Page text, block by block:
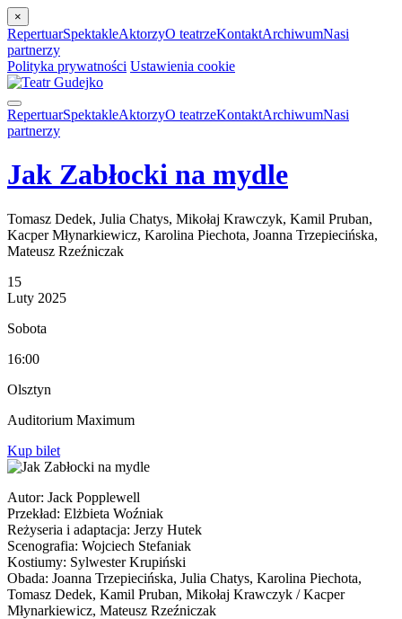
×
RepertuarSpektakleAktorzyO teatrzeKontaktArchiwumNasi
partnerzy
Polityka prywatności Ustawienia cookie
RepertuarSpektakleAktorzyO teatrzeKontaktArchiwumNasi
partnerzy
Jak Zabłocki na mydle
Tomasz Dedek, Julia Chatys, Mikołaj Krawczyk, Kamil Pruban,
Kacper Młynarkiewicz, Karolina Piechota, Joanna Trzepiecińska,
Mateusz Rzeźniczak
15
Luty 2025
Sobota
16:00
Olsztyn
Auditorium Maximum
Kup bilet
Autor: Jack Popplewell
Przekład: Elżbieta Woźniak
Reżyseria i adaptacja: Jerzy Hutek
Scenografia: Wojciech Stefaniak
Kostiumy: Sylwester Krupiński
Obada: Joanna Trzepiecińska, Julia Chatys, Karolina Piechota,
Tomasz Dedek, Kamil Pruban, Mikołaj Krawczyk / Kacper
Młynarkiewicz, Mateusz Rzeźniczak